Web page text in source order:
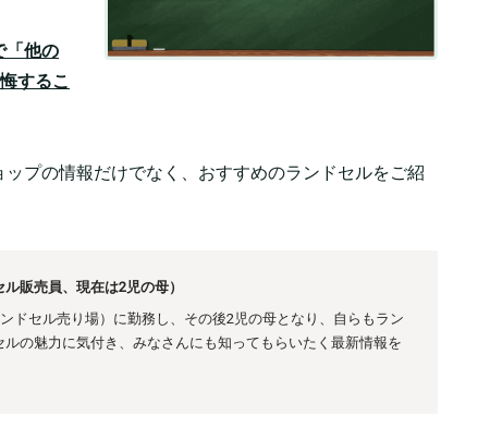
「他の
するこ
プの情報だけでなく、おすすめのランドセルをご紹
販売員、現在は2児の母）
ドセル売り場）に勤務し、その後2児の母となり、自らもラン
ルの魅力に気付き、みなさんにも知ってもらいたく最新情報を